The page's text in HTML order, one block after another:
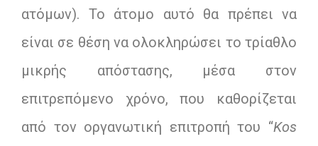
ατόμων). Το άτομο αυτό θα πρέπει να
είναι σε θέση να ολοκληρώσει το τρίαθλο
μικρής απόστασης, μέσα στον
επιτρεπόμενο χρόνο, που καθορίζεται
από τον οργανωτική επιτροπή του “Kos